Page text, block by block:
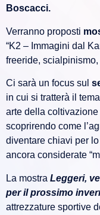
Boscacci.
Verranno proposti
“K2 – Immagini dal
freeride,
Ci sarà un focus sul
in cui si tratterà il
arte della
scoprirendo come
diventare chiavi per
ancora considerate
La mostra Leggeri,
per il prossimo
attrezzature sportive